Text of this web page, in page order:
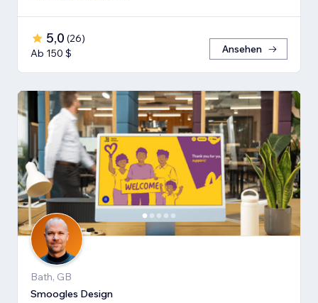
5,0 (26)
Ab 150 $
Ansehen
Bath, GB
Smoogles Design